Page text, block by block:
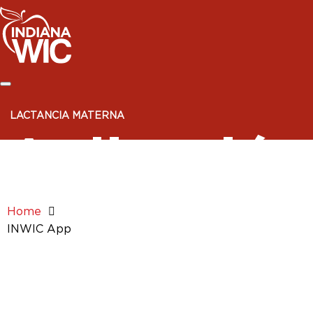
Skip
to
Content
Skip
to
Footer
LACTANCIA MATERNA
Home
INWIC App